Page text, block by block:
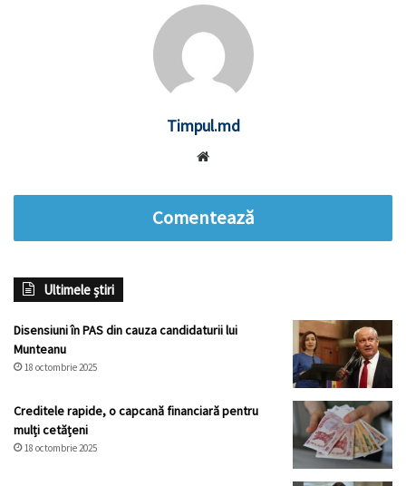
Timpul.md
Comentează
Ultimele știri
Disensiuni în PAS din cauza candidaturii lui
Munteanu
18 octombrie 2025
Creditele rapide, o capcană financiară pentru
mulți cetățeni
18 octombrie 2025